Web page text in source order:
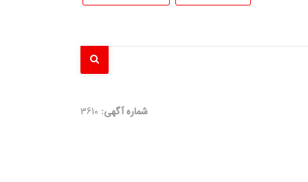
شماره آگهی: 3610